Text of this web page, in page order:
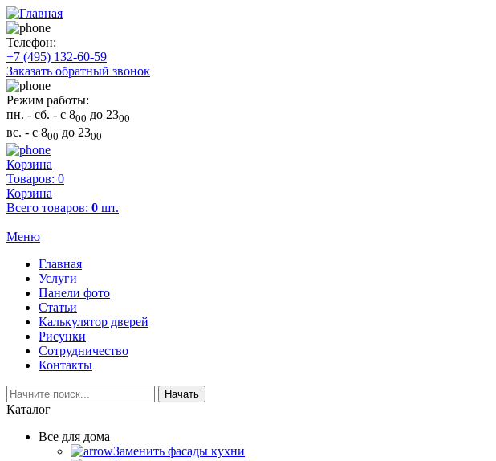
Телефон:
+7 (495) 132-60-59
Заказать обратный звонок
Режим работы:
пн. - сб. - с 800 до 2300
вс. - с 800 до 2300
Корзина
Товаров: 0
Корзина
Всего товаров: 0 шт.
Меню
Главная
Услуги
Панели фото
Статьи
Калькулятор дверей
Рисунки
Сотрудничество
Контакты
Начать
Каталог
Все для дома
Заменить фасады кухни